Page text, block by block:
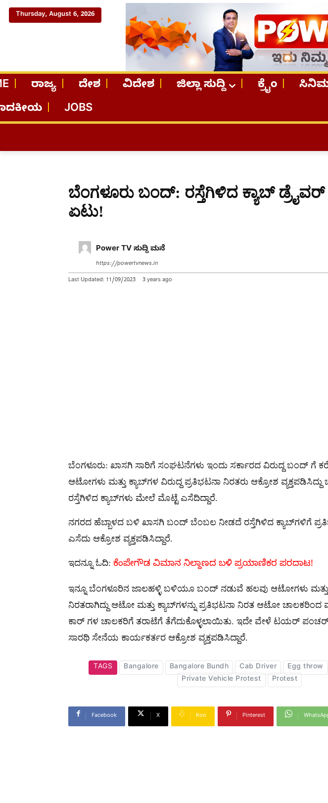
Thursday, August 6, 2026
ರಾಜ್ಯ ದೇಶ ವಿದೇಶ ಜಿಲ್ಲಾ ಸುದ್ದಿ ಕ್ರೈಂ
JOBS
ಬೆಂಗಳೂರು ಬಂದ್​: ರಸ್ತೆಗಿಳಿದ ಕ್ಯಾಬ್​ ಡ್ರೈವರ್​
ಏಟು!
Power TV ಸುದ್ದಿ ಮನೆ
https://powertvnews.in
Last Updated: 11/09/2023 3 years ago
ಬೆಂಗಳೂರು: ಖಾಸಗಿ ಸಾರಿಗೆ ಸಂಘಟನೆಗಳು ಇಂದು ಸರ್ಕಾರದ ವಿರುದ್ದ ಬಂದ್​ ಗೆ ಕರೆ
ಆಟೋಗಳು ಮತ್ತು ಕ್ಯಾಬ್​ಗಳ ವಿರುದ್ದ ಪ್ರತಿಭಟನಾ ನಿರತರು ಆಕ್ರೋಶ
ರಸ್ತೆಗಿಳಿದ ಕ್ಯಾಬ್​ಗಳು ಮೇಲೆ ಮೊಟ್ಟೆ ಎಸೆದಿದ್ದಾರೆ.
ನಗರದ ಹೆಬ್ಬಾಳದ ಬಳಿ ಖಾಸಗಿ ಬಂದ್​ ಬೆಂಬಲ ನೀಡದೆ ರಸ್ತೆಗಿಳಿದ ಕ್ಯಾಬ್​ಗಳಿಗೆ
ಎಸೆದು ಆಕ್ರೋಶ ವ್ಯಕ್ತಪಡಿಸಿದ್ದಾರೆ.
ಇದನ್ನೂ ಓದಿ: ಕೆಂಪೇಗೌಡ ವಿಮಾನ ನಿಲ್ದಾಣದ ಬಳಿ ಪ್ರಯಾಣಿಕರ ಪರದಾಟ!
ಇನ್ನೂ ಬೆಂಗಳೂರಿನ ಜಾಲಹಳ್ಳಿ ಬಳಿಯೂ ಬಂದ್​ ನಡುವೆ ಹಲವು ಆಟೋಗಳು ಮತ್ತು
ನಿರತರಾಗಿದ್ದು ಆಟೋ ಮತ್ತು ಕ್ಯಾಬ್​ಗಳನ್ನು ಪ್ರತಿಭಟನಾ ನಿರತ ಆಟೋ
ಕಾರ್ ಗಳ ಚಾಲಕರಿಗೆ ತರಾಟೆಗೆ ತೆಗೆದುಕೊಳ್ಳಲಾಯಿತು. ಇದೇ ವೇಳೆ ಟಯರ್
ಸಾರಥಿ ಸೇನೆಯ ಕಾರ್ಯಕರ್ತರ ಆಕ್ರೋಶ ವ್ಯಕ್ತಪಡಿಸಿದ್ದಾರೆ.
TAGS Bangalore Bangalore Bundh Cab Driver Egg throw
Private Vehicle Protest
Protest
Facebook X Koo Pinterest